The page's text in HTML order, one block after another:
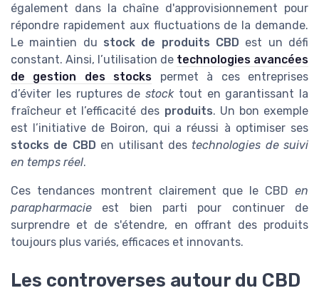
également dans la chaîne d'approvisionnement pour
répondre rapidement aux fluctuations de la demande.
Le maintien du stock de produits CBD est un défi
constant. Ainsi, l’utilisation de technologies avancées
de gestion des stocks permet à ces entreprises
d’éviter les ruptures de stocktout en garantissant la
fraîcheur et l’efficacité des produits. Un bon exemple
est l’initiative de Boiron, qui a réussi à optimiser ses
stocks de CBD en utilisant des technologies de suivi
en temps réel.
Ces tendances montrent clairement que le CBD en
parapharmacie est bien parti pour continuer de
surprendre et de s'étendre, en offrant des produits
toujours plus variés, efficaces et innovants.
Les controverses autour du CBD